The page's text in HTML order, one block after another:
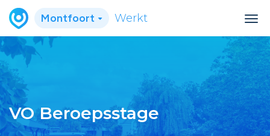
Montfoort Werkt
VO Beroepsstage